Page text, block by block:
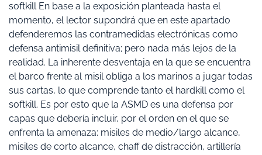
softkill En base a la exposición planteada hasta el
momento, el lector supondrá que en este apartado
defenderemos las contramedidas electrónicas como
defensa antimisil definitiva; pero nada más lejos de la
realidad. La inherente desventaja en la que se encuentra
el barco frente al misil obliga a los marinos a jugar todas
sus cartas, lo que comprende tanto el hardkill como el
softkill. Es por esto que la ASMD es una defensa por
capas que debería incluir, por el orden en el que se
enfrenta la amenaza: misiles de medio/largo alcance,
misiles de corto alcance, chaff de distracción, artillería